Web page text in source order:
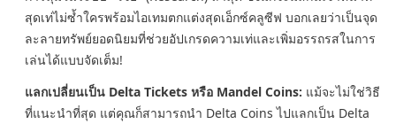
สุดเท่ไม่ซ้ำใครพร้อมไอเทมตกแต่งสุดเอ็กซ์คลูซีฟ บอกเลยว่าเป็นจุด
ละลายทรัพย์ยอดนิยมที่ช่วยอัปเกรดความเท่และเพิ่มอรรถรสในการ
เล่นได้แบบจัดเต็ม!
แลกเปลี่ยนเป็น Delta Tickets หรือ Mandel Coins: แม้จะไม่ใช่วิธี
ที่แนะนำที่สุด แต่คุณก็สามารถนำ Delta Coins ไปแลกเป็น Delta